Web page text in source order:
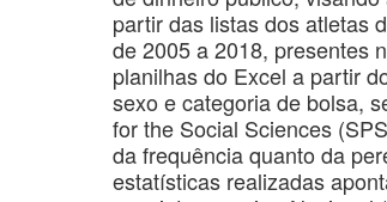
partir das listas dos atletas
de 2005 a 2018, presentes
planilhas do Excel a partir
sexo e categoria de bolsa,
for the Social Sciences
da frequência quanto da
estatísticas realizadas